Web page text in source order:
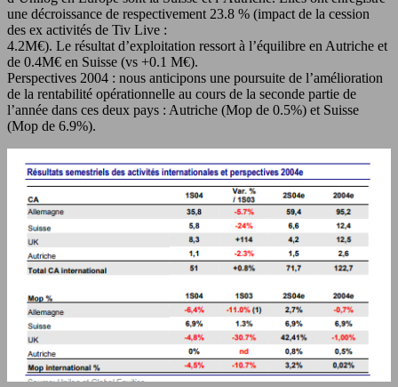
une décroissance de respectivement 23.8 % (impact de la cession
des ex activités de Tiv Live :
4.2M€). Le résultat d’exploitation ressort à l’équilibre en Autriche et
de 0.4M€ en Suisse (vs +0.1 M€).
Perspectives 2004 : nous anticipons une poursuite de l’amélioration
de la rentabilité opérationnelle au cours de la seconde partie de
l’année dans ces deux pays : Autriche (Mop de 0.5%) et Suisse
(Mop de 6.9%).